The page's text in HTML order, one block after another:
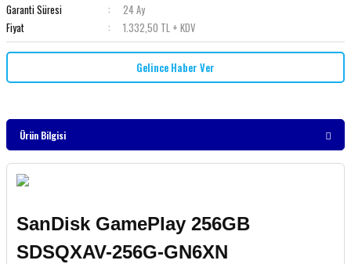
Garanti Süresi
24 Ay
Fiyat
1.332,50 TL + KDV
Gelince Haber Ver
Ürün Bilgisi
SanDisk GamePlay 256GB
SDSQXAV-256G-GN6XN